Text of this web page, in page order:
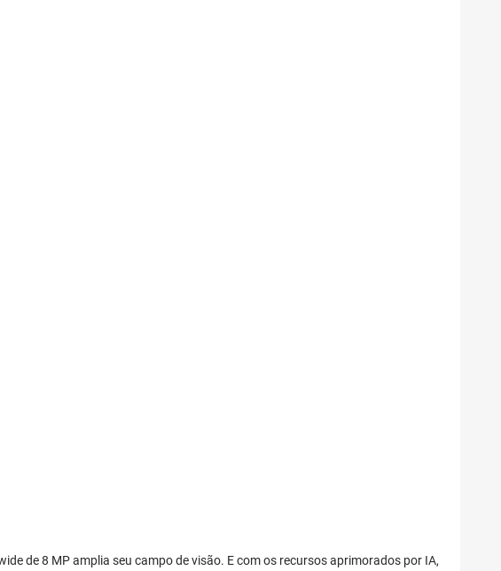
de 8 MP amplia seu campo de visão. E com os recursos aprimorados por IA,